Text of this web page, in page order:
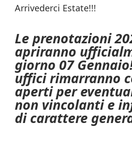
Arrivederci Estate!!!
Le prenotazioni
apriranno
giorno 07
uffici rimarranno
aperti per
non vincolanti e
di carattere